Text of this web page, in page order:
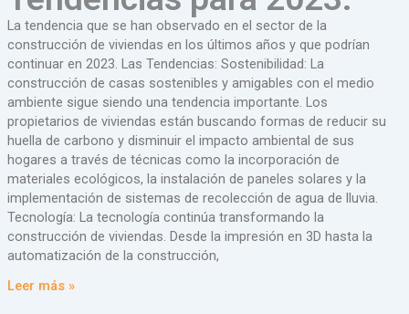
La tendencia que se han observado en el sector de la
construcción de viviendas en los últimos años y que podrían
continuar en 2023. Las Tendencias: Sostenibilidad: La
construcción de casas sostenibles y amigables con el medio
ambiente sigue siendo una tendencia importante. Los
propietarios de viviendas están buscando formas de reducir su
huella de carbono y disminuir el impacto ambiental de sus
hogares a través de técnicas como la incorporación de
materiales ecológicos, la instalación de paneles solares y la
implementación de sistemas de recolección de agua de lluvia.
Tecnología: La tecnología continúa transformando la
construcción de viviendas. Desde la impresión en 3D hasta la
automatización de la construcción,
Leer más »